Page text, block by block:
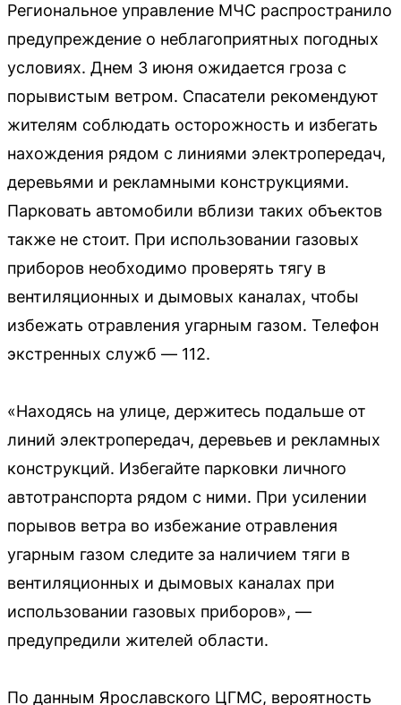
Региональное управление МЧС распространило
предупреждение о неблагоприятных погодных
условиях. Днем 3 июня ожидается гроза с
порывистым ветром. Спасатели рекомендуют
жителям соблюдать осторожность и избегать
нахождения рядом с линиями электропередач,
деревьями и рекламными конструкциями.
Парковать автомобили вблизи таких объектов
также не стоит. При использовании газовых
приборов необходимо проверять тягу в
вентиляционных и дымовых каналах, чтобы
избежать отравления угарным газом. Телефон
экстренных служб — 112.
«Находясь на улице, держитесь подальше от
линий электропередач, деревьев и рекламных
конструкций. Избегайте парковки личного
автотранспорта рядом с ними. При усилении
порывов ветра во избежание отравления
угарным газом следите за наличием тяги в
вентиляционных и дымовых каналах при
использовании газовых приборов», —
предупредили жителей области.
По данным Ярославского ЦГМС, вероятность